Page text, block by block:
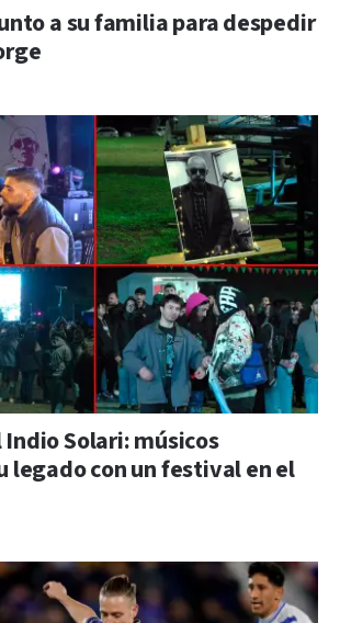
a su familia para despedir
Solari: músicos
legado con un festival en el